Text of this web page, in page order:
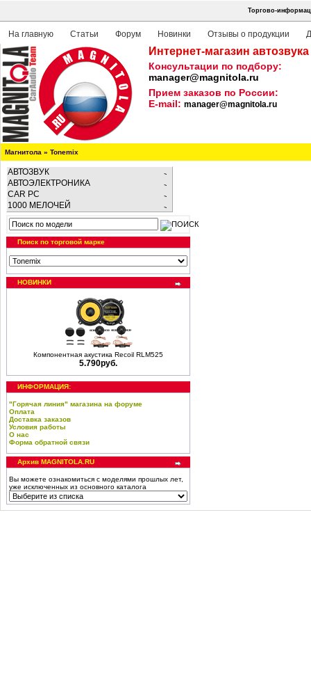
Торгово-
На главную Статьи Форум Новинки Отзывы о продукции
Интернет-магазин
Консультации по подбору:
manager@magnitola.ru
Прием заказов по России:
E-mail: manager@magnitola.ru
Магнитола » Tonemix
АВТОЗВУК
АВТОЭЛЕКТРОНИКА
CAR PC
1000 МЕЛОЧЕЙ
Поиск по торговой марке
НОВИНКИ
Компонентная акустика Recoil RLM525
5.790руб.
ИНФОРМАЦИЯ:
"Горячая линия" магазина на форуме
Оплата
Доставка заказов
Условия работы
О нас
Форма обратной связи
Архив MAGNITOLA.RU
Вы можете ознакомиться с моделями прошлых лет,
уже исключенных из основного каталога